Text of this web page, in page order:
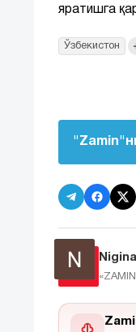
яратишга
Ўзбекистон